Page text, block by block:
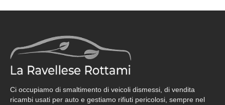
Ci occupiamo di smaltimento di veicoli dismessi, di vendita
ricambi usati per auto e gestiamo rifiuti pericolosi, sempre nel